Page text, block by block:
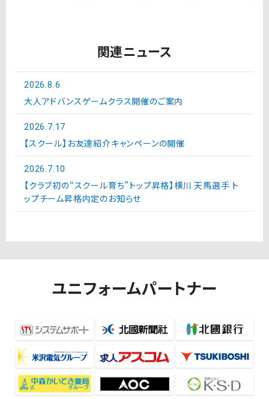
関連ニュース
2026.8.6
大人アドバンスゲームクラス開催のご案内
2026.7.17
【スクール】お友達紹介キャンペーンの開催
2026.7.10
【クラブ初の“スクール育ち”トップ昇格】横川 天馬選手 ト
ップチーム昇格内定のお知らせ
ユニフォームパートナー